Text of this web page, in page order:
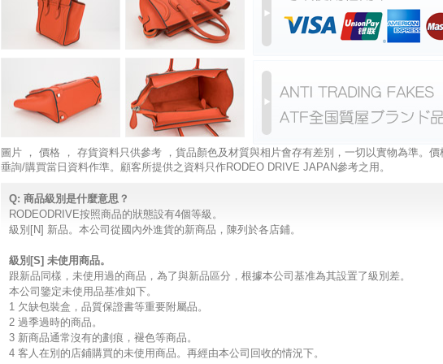
圖片 ， 價格 ， 存貨資料只供參考 ，貨品顏色及材質與相片會存有差別，一切以實物為準。價
垂詢/購買當日資料作準。顧客所提供之資料只作RODEO DRIVE JAPAN參考之用。
Q: 商品級別是什麼意思？
RODEODRIVE按照商品的狀態設有4個等級。
級別[N] 新品。本公司從國內外進貨的新商品，陳列於各店鋪。
級別[S] 未使用商品。
跟新品同樣，未使用過的商品，為了與新品區分，根據本公司基准為其設置了級別差。
本公司鑒定未使用品基准如下。
1 欠缺包裝盒，品質保證書等重要附屬品。
2 過季過時的商品。
3 新商品通常沒有的劃痕，褪色等商品。
4 客人在別的店鋪購買的未使用商品。再經由本公司回收的情況下。